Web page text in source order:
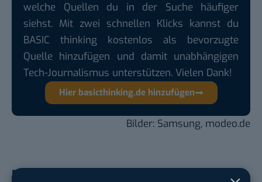
welche Quellen du in der Suche häufiger
siehst. Mit zwei schnellen Klicks kannst du
BASIC thinking kostenlos als bevorzugte
Quelle hinzufügen und damit unabhängigen
Tech-Journalismus unterstützen. Vielen Dank!
Hier basicthinking.de hinzufügen
Bilder: Samsung, modeo.de
Du möchtest nicht abgehängt werden
, wenn es um